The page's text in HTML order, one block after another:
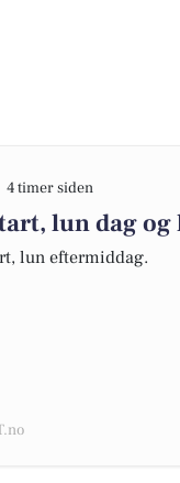
4 timer siden
lun dag
lun eftermiddag.